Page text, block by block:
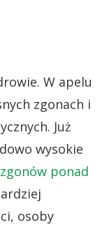
W apelu
zgonach i
Już
wysokie
zgonów ponad
osoby